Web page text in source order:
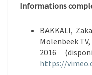
Informations
BAKKALI,
Molenbeek
2016
https://